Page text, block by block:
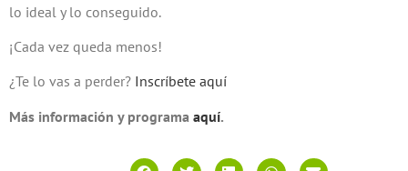
lo ideal y lo conseguido.
¡Cada vez queda menos!
¿Te lo vas a perder? Inscríbete aquí
Más información y programa aquí.